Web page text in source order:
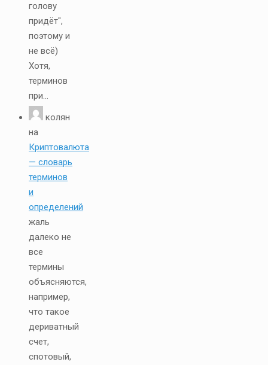
голову
придёт",
поэтому и
не всё)
Хотя,
терминов
при...
колян
на
Криптовалюта
— словарь
терминов
и
определений
жаль
далеко не
все
термины
объясняются,
например,
что такое
дериватный
счет,
спотовый,